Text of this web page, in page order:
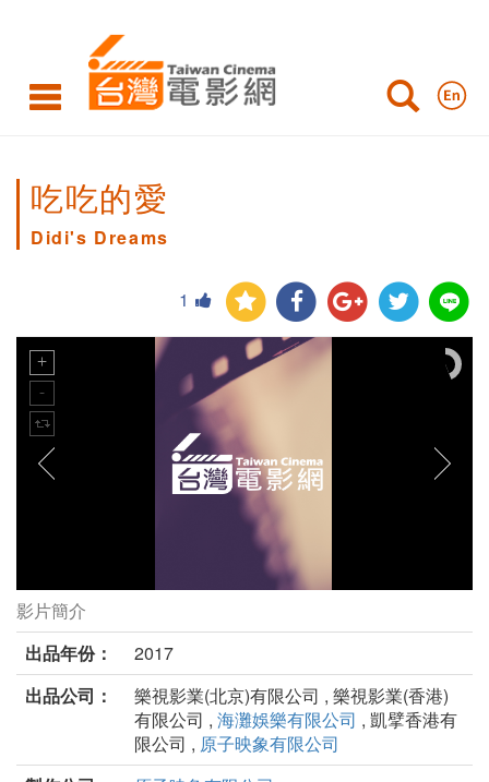
吃吃的愛
Didi's Dreams
1
吃吃的愛劇照
影片簡介
出品年份：
2017
出品公司：
樂視影業(北京)有限公司 , 樂視影業(香港)
有限公司 , 海灘娛樂有限公司 , 凱擘香港有
限公司 , 原子映象有限公司